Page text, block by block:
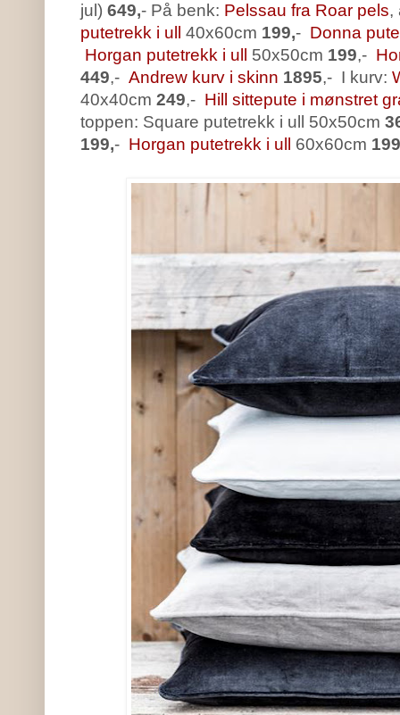
jul) 649,- På benk: Pelssau fra Roar pels,
putetrekk i ull 40x60cm 199,- Donna
Horgan putetrekk i ull 50x50cm 199,-
449,- Andrew kurv i skinn 1895,- I kurv:
40x40cm 249,- Hill sittepute i mønstret
toppen: Square putetrekk i ull 50x50cm
199,- Horgan putetrekk i ull 60x60cm 199